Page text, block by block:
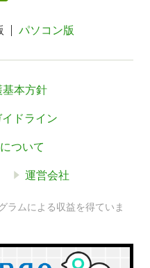
パソコン版
基本方針
ドライン
ついて
運営会社
ラムによる収益を得ていま